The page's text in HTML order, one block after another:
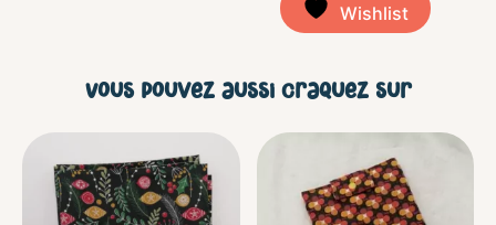
Maison
Biscuit
Rouge
Wishlist
Vous pouvez aussi craquez sur